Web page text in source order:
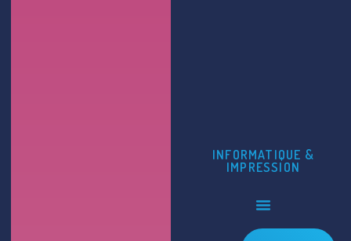
INFORMATIQUE &
IMPRESSION